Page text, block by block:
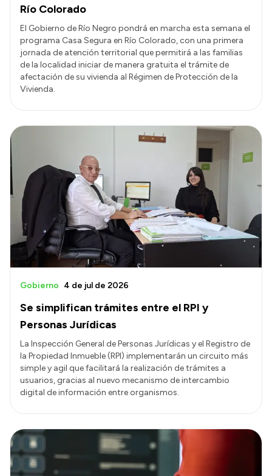
Río Colorado
El Gobierno de Río Negro pondrá en marcha esta semana el
programa Casa Segura en Río Colorado, con una primera
jornada de atención territorial que permitirá a las familias
de la localidad iniciar de manera gratuita el trámite de
afectación de su vivienda al Régimen de Protección de la
Vivienda.
Se simplifican trámites entre el RPI y
Personas Jurídicas
Gobierno 4 de jul de 2026
La Inspección General de Personas Jurídicas y el Registro de
la Propiedad Inmueble (RPI) implementarán un circuito más
simple y agil que facilitará la realización de trámites a
usuarios, gracias al nuevo mecanismo de intercambio
digital de información entre organismos.